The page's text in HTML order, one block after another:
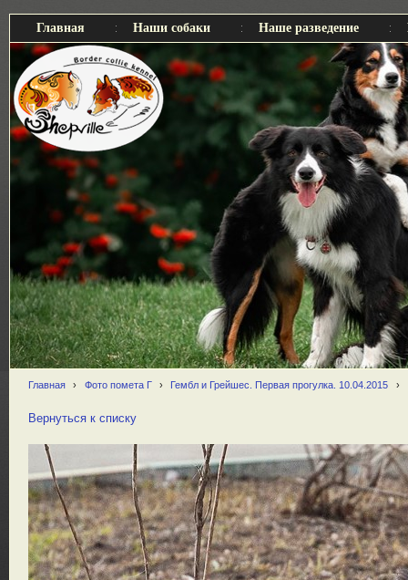
Главная Наши собаки Наше разведение
Главная › Фото помета Г › Гембл и Грейшес. Первая прогулка. 10.04.2015 ›
Вернуться к списку